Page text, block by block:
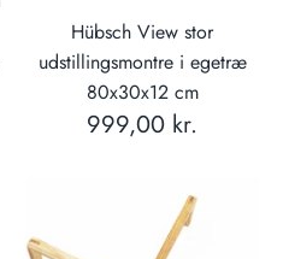
Hübsch View stor
udstillingsmontre i egetræ
80x30x12 cm
999,00 kr.